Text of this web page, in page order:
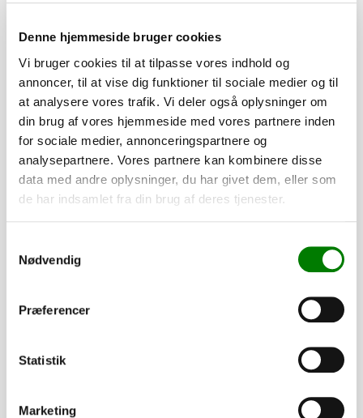
Denne hjemmeside bruger cookies
Vi bruger cookies til at tilpasse vores indhold og
annoncer, til at vise dig funktioner til sociale medier og til
at analysere vores trafik. Vi deler også oplysninger om
din brug af vores hjemmeside med vores partnere inden
for sociale medier, annonceringspartnere og
analysepartnere. Vores partnere kan kombinere disse
data med andre oplysninger, du har givet dem, eller som
de har indsamlet fra din brug af deres tjenester.
Nødvendig
Præferencer
Statistik
Marketing
SKU: 40042
21,50kr.
Afhentning og forsendelse